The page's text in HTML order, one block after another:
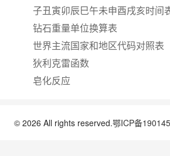
子丑寅卯辰巳午未申酉戌亥时间
钻石重量单位换算表
世界主流国家和地区代码对照表
狄利克雷函数
皂化反应
© 2026 All rights reserved.鄂ICP备